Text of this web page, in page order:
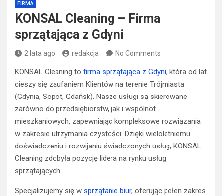
FIRMA
KONSAL Cleaning – Firma
sprzątająca z Gdyni
2 lata ago redakcja No Comments
KONSAL Cleaning to firma sprzątająca z Gdyni, która od lat
cieszy się zaufaniem Klientów na terenie Trójmiasta
(Gdynia, Sopot, Gdańsk). Nasze usługi są skierowane
zarówno do przedsiębiorstw, jak i wspólnot
mieszkaniowych, zapewniając kompleksowe rozwiązania
w zakresie utrzymania czystości. Dzięki wieloletniemu
doświadczeniu i rozwijaniu świadczonych usług, KONSAL
Cleaning zdobyła pozycję lidera na rynku usług
sprzątających.
Specjalizujemy się w sprzątanie biur, oferując pełen zakres